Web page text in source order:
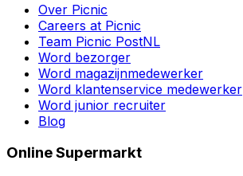
Over Picnic
Careers at Picnic
Team Picnic PostNL
Word bezorger
Word magazijnmedewerker
Word klantenservice medewerker
Word junior recruiter
Blog
Online Supermarkt